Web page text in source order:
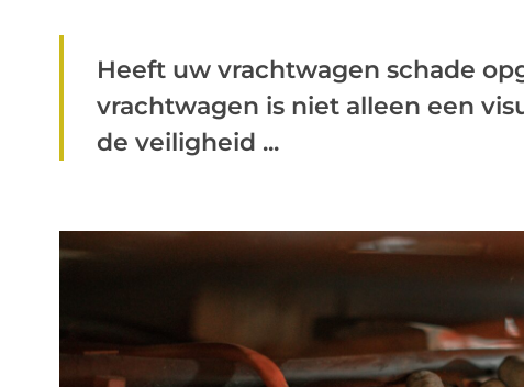
Heeft uw vrachtwagen schade
vrachtwagen is niet alleen een
de veiligheid ...